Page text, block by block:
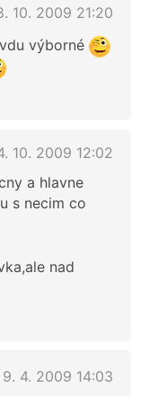
10. 2009 21:20
výborné
10. 2009 12:02
a hlavne
s necim co
nad
9. 4. 2009 14:03